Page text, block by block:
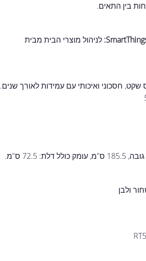
בין התאים.
לניהול מוצרי הבית מבית
חסכוני ואיכותי עם עמידות לאורך שנים.
ולבן